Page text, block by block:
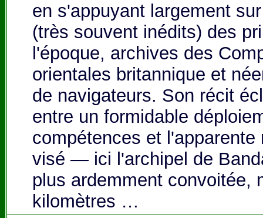
en s'appuyant largement
(très souvent inédits) des
l'époque, archives des
orientales britannique et
de navigateurs. Son récit
entre un formidable
compétences et l'apparente
visé — ici l'archipel de
plus ardemment convoitée,
kilomètres …